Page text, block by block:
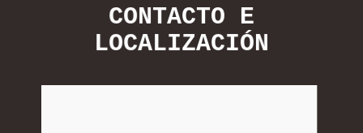
CONTACTO E
LOCALIZACIÓN